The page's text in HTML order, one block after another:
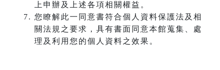
上申辦及上述各項相關權益。
您瞭解此一同意書符合個人資料保護法及相
關法規之要求，具有書面同意本館蒐集、處
理及利用您的個人資料之效果。